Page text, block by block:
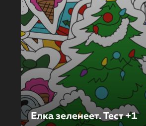
Елка зеленеет. Тест +1